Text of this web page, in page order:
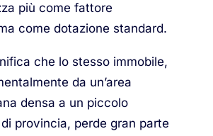
più come fattore
come dotazione standard.
che lo stesso immobile,
da un’area
densa a un piccolo
provincia, perde gran parte